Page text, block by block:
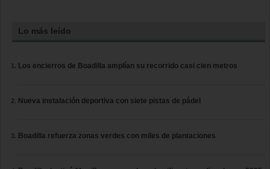
Lo más leído
Los encierros de Boadilla amplían su recorrido casi cien metros
Nueva instalación deportiva con siete pistas de pádel
Boadilla refuerza zonas verdes con miles de plantaciones